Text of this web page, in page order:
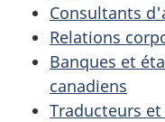
Consultants
Relations
Banques et
canadiens
Traducteurs